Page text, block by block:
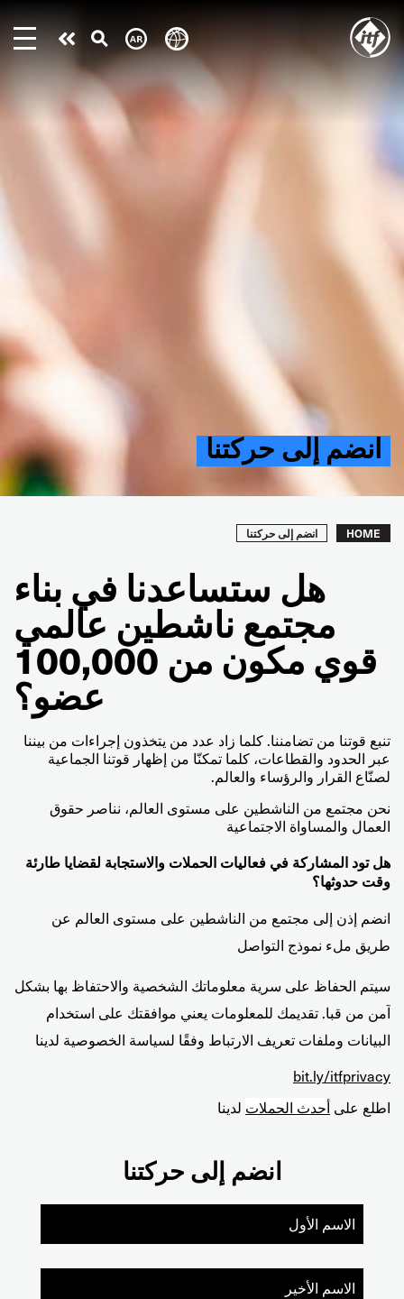
main
content
انضم إلى حركتنا
Take
action
Breadcrumb
HOME انضم إلى حركتنا
هل ستساعدنا في بناء
مجتمع ناشطين عالمي
قوي مكون من 100,000
عضو؟
تنبع قوتنا من تضامننا. كلما زاد عدد من يتخذون إجراءات من بيننا
عبر الحدود والقطاعات، كلما تمكنّا من إظهار قوتنا الجماعية
لصنّاع القرار والرؤساء والعالم.
نحن مجتمع من الناشطين على مستوى العالم، نناصر حقوق
العمال والمساواة الاجتماعية
هل تود المشاركة في فعاليات الحملات والاستجابة لقضايا طارئة
وقت حدوثها؟
انضم إذن إلى مجتمع من الناشطين على مستوى العالم عن
طريق ملء نموذج التواصل
سيتم الحفاظ على سرية معلوماتك الشخصية والاحتفاظ بها بشكل
آمن من قبا. تقديمك للمعلومات يعني موافقتك على استخدام
البيانات وملفات تعريف الارتباط وفقًا لسياسة الخصوصية لدينا
bit.ly/itfprivacy
اطلع على أحدث الحملات لدينا
انضم إلى حركتنا